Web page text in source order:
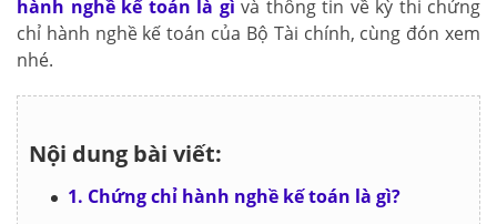
hành nghề kế toán là gì và thông tin về kỳ thi chứng
chỉ hành nghề kế toán của Bộ Tài chính, cùng đón xem
nhé.
Nội dung bài viết:
1. Chứng chỉ hành nghề kế toán là gì?